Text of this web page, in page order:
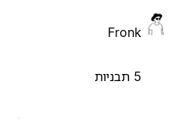
Fronk